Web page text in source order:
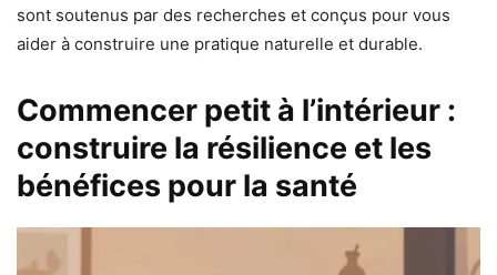
sont soutenus par des recherches et conçus pour vous
aider à construire une pratique naturelle et durable.
Commencer petit à l’intérieur :
construire la résilience et les
bénéfices pour la santé